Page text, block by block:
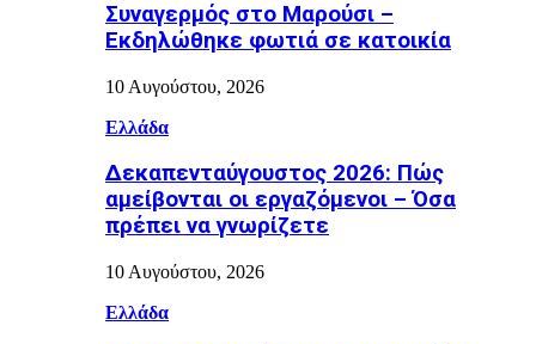
Συναγερμός στο Μαρούσι –
Εκδηλώθηκε φωτιά σε κατοικία
10 Αυγούστου, 2026
Ελλάδα
Δεκαπενταύγουστος 2026: Πώς
αμείβονται οι εργαζόμενοι – Όσα
πρέπει να γνωρίζετε
10 Αυγούστου, 2026
Ελλάδα